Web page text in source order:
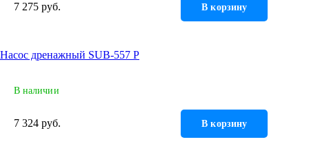
7 275 руб. В корзину
Насос дренажный SUB-557 P
В наличии
7 324 руб. В корзину